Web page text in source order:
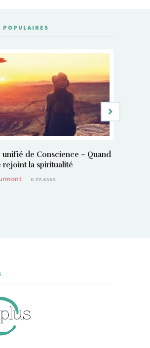
POPULAIRES
unifié de Conscience – Quand
rejoint la spiritualité
IL Y'A 6 ANS